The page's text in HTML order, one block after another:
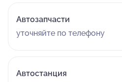
Автозапчасти
уточняйте по телефону
Автостанция